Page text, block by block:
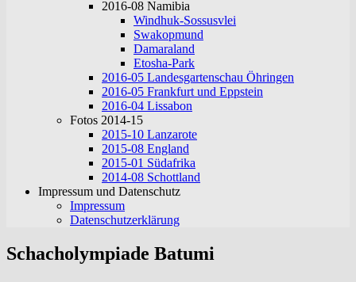
2016-08 Namibia
Windhuk-Sossusvlei
Swakopmund
Damaraland
Etosha-Park
2016-05 Landesgartenschau Öhringen
2016-05 Frankfurt und Eppstein
2016-04 Lissabon
Fotos 2014-15
2015-10 Lanzarote
2015-08 England
2015-01 Südafrika
2014-08 Schottland
Impressum und Datenschutz
Impressum
Datenschutzerklärung
Schacholympiade Batumi